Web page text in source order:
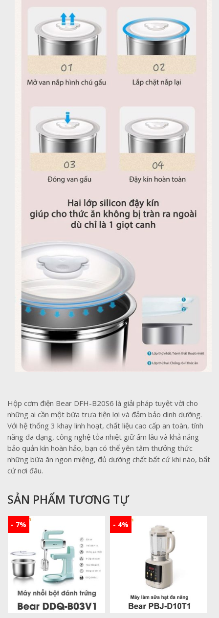
Hộp cơm điện Bear DFH-B20S6 là giải pháp tuyệt vời cho
những ai cần một bữa trưa tiện lợi và đảm bảo dinh dưỡng.
Với hệ thống 3 khay linh hoạt, chất liệu cao cấp an toàn, tính
năng đa dạng, công nghệ tỏa nhiệt giữ ấm lâu và khả năng
bảo quản kín hoàn hảo, bạn có thể yên tâm thưởng thức
những bữa ăn ngon miệng, đủ dưỡng chất bất cứ khi nào, bất
cứ nơi đâu.
SẢN PHẨM TƯƠNG TỰ
- 7% - 4%